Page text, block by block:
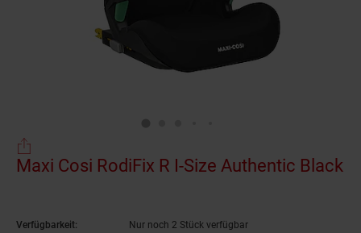
Maxi Cosi RodiFix R I-Size Authentic Black
Verfügbarkeit:
Nur noch 2 Stück verfügbar